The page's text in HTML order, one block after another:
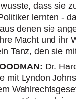
dass sie
lernten -
denen sie
Macht und ihr
Tanz, den sie
Dr.
mit Lyndon